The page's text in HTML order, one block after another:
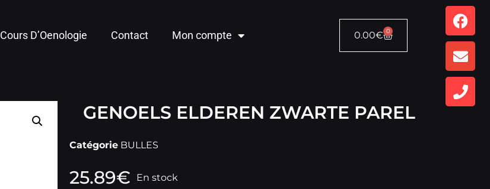
Cours D’Oenologie Contact Mon compte 0.00€ 0
GENOELS ELDEREN ZWARTE PAREL
Catégorie BULLES
25.89€ En stock